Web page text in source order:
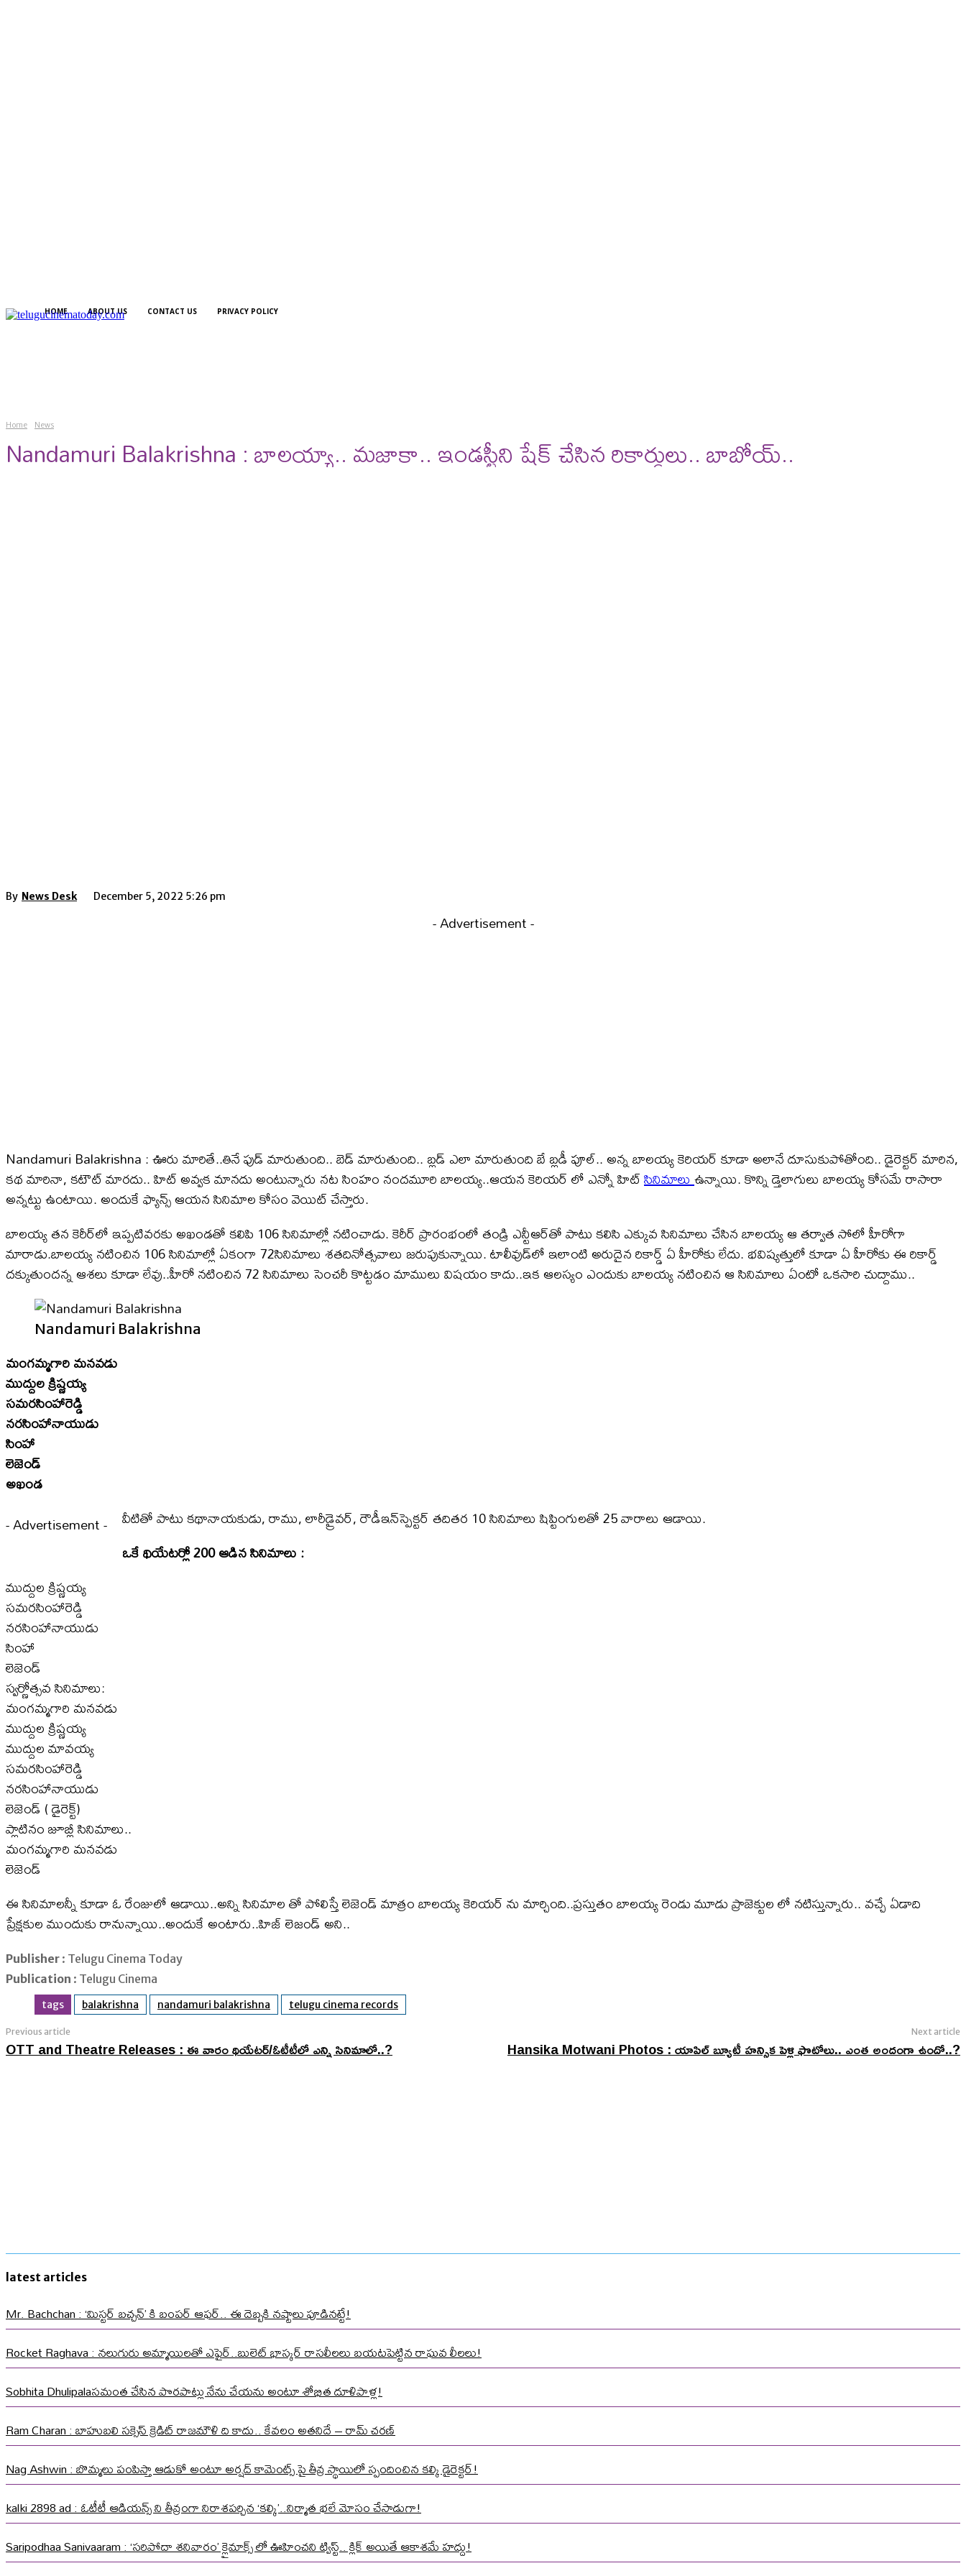
HOME ABOUT US CONTACT US PRIVACY POLICY
Home News
Nandamuri Balakrishna : బాలయ్యా.. మజాకా.. ఇండస్ట్రీని షేక్ చేసిన రికార్డులు.. బాబోయ్..
By News Desk December 5, 2022 5:26 pm
- Advertisement -
Nandamuri Balakrishna : ఊరు మారితే..తినే ఫుడ్ మారుతుంది.. బెడ్ మారుతుంది.. బ్లడ్ ఎలా మారుతుంది బే బ్లడీ పూల్.. అన్న బాలయ్య కెరియర్ కూడా అలానే దూసుకుపోతోంది.. డైరెక్టర్ మారిన,
కథ మారినా, కటౌట్ మారదు.. హిట్ అవ్వక మానదు అంటున్నారు నట సింహం నందమూరి బాలయ్య..ఆయన కెరియర్ లో ఎన్నో హిట్సినిమాలుఉన్నాయి. కొన్ని డ్తెలాగులు బాలయ్య కోసమే రాసారా
అన్నట్టు ఉంటాయి. అందుకే ఫ్యాన్స్ ఆయన సినిమాల కోసం వెయిట్ చేస్తారు.
బాలయ్య తన కెరీర్‌లో ఇప్పటివరకు అఖండతో కలిపి 106 సినిమాల్లో నటించాడు. కెరీర్ ప్రారంభంలో తండ్రి ఎన్టీఆర్‌తో పాటు కలిసి ఎక్కువ సినిమాలు చేసిన బాలయ్య ఆ తర్వాత సోలో హీరోగా
మారాడు.బాలయ్య నటించిన 106 సినిమాల్లో ఏకంగా 72సినిమాలు శతదినోత్సవాలు జరుపుకున్నాయి. టాలీవుడ్‌లో ఇలాంటి అరుదైన రికార్డ్ ఏ హీరోకు లేదు. భవిష్యత్తులో కూడా ఏ హీరోకు ఈ రికార్డ్
దక్కుతుందన్న ఆశలు కూడా లేవు..హీరో నటించిన 72 సినిమాలు సెంచరీ కొట్టడం మాములు విషయం కాదు..ఇక ఆలస్యం ఎందుకు బాలయ్య నటించిన ఆ సినిమాలు ఏంటో ఒకసారి చుద్దాము..
Nandamuri Balakrishna
మంగమ్మగారి మనవడు
ముద్దుల క్రిష్ణయ్య
సమరసింహారెడ్డి
నరసింహానాయుడు
సింహా
లెజెండ్‌
అఖండ
- Advertisement - వీటితో పాటు కథానాయకుడు, రాము, లారీడ్రైవర్‌, రౌడీఇన్‌స్పెక్టర్ తదితర 10 సినిమాలు షిప్టింగులతో 25 వారాలు ఆడాయి.
ఒకే థియేటర్లో 200 ఆడిన సినిమాలు :
ముద్దుల క్రిష్ణయ్య
సమరసింహారెడ్డి
నరసింహానాయుడు
సింహా
లెజెండ్‌
స్వర్ణోత్సవ సినిమాలు:
మంగమ్మగారి మనవడు
ముద్దుల క్రిష్ణయ్య
ముద్దుల మావయ్య
సమరసింహారెడ్డి
నరసింహానాయుడు
లెజెండ్ ( డైరెక్ట్‌)
ప్లాటినం జూబ్లీ సినిమాలు..
మంగమ్మగారి మనవడు
లెజెండ్‌
ఈ సినిమాలన్నీ కూడా ఓ రేంజులో ఆడాయి..అన్ని సినిమాల తో పోలిస్తే లెజెండ్ మాత్రం బాలయ్య కెరియర్ ను మార్చింది..ప్రస్తుతం బాలయ్య రెండు మూడు ప్రాజెక్టుల లో నటిస్తున్నారు.. వచ్చే ఏడాది
ప్రేక్షకుల ముందుకు రానున్నాయి..అందుకే అంటారు..హిజ్ లెజండ్ అని..
Publisher : Telugu Cinema Today
Publication : Telugu Cinema
tags balakrishna nandamuri balakrishna telugu cinema records
Previous article
OTT and Theatre Releases : ఈ వారం థియేటర్/ఓటీటీలో ఎన్ని సినిమాలో..?
Next article
Hansika Motwani Photos : యాపిల్ బ్యూటీ హన్సిక పెళ్లి ఫొటోలు.. ఎంత అందంగా ఉందో..?
latest articles
Mr. Bachchan : ‘మిస్టర్ బచ్చన్’ కి బంపర్ ఆఫర్.. ఈ దెబ్బకి నష్టాలు పూడినట్టే!
Rocket Raghava : నలుగురు అమ్మాయిలతో ఎఫైర్..బులెట్ భాస్కర్ రాసలీలలు బయటపెట్టిన రాఘవ లీలలు!
Sobhita Dhulipalaసమంత చేసిన పొరపాట్లు నేను చేయను అంటూ శోభిత దూళిపాళ్ల!
Ram Charan : బాహుబలి సక్సెస్ క్రెడిట్ రాజమౌళి ది కాదు.. కేవలం అతనిదే – రామ్ చరణ్
Nag Ashwin : బొమ్మలు పంపిస్తా ఆడుకో అంటూ అర్షద్ కామెంట్స్ పై తీవ్ర స్థాయిలో స్పందించిన కల్కి డైరెక్టర్!
kalki 2898 ad : ఓటీటీ ఆడియన్స్ ని తీవ్రంగా నిరాశపర్చిన ‘కల్కి’..నిర్మాత భలే మోసం చేసాడుగా!
Saripodhaa Sanivaaram : ‘సరిపోదా శనివారం’ క్లైమాక్స్ లో ఊహించని ట్విస్ట్.. క్లిక్ అయితే ఆకాశమే హద్దు!